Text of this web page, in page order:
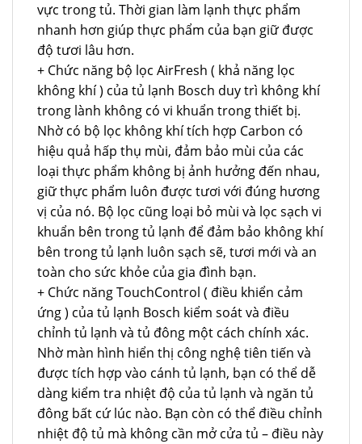
vực trong tủ. Thời gian làm lạnh thực phẩm
nhanh hơn giúp thực phẩm của bạn giữ được
độ tươi lâu hơn.
+ Chức năng bộ lọc AirFresh ( khả năng lọc
không khí ) của tủ lạnh Bosch duy trì không khí
trong lành không có vi khuẩn trong thiết bị.
Nhờ có bộ lọc không khí tích hợp Carbon có
hiệu quả hấp thụ mùi, đảm bảo mùi của các
loại thực phẩm không bị ảnh hưởng đến nhau,
giữ thực phẩm luôn được tươi với đúng hương
vị của nó. Bộ lọc cũng loại bỏ mùi và lọc sạch vi
khuẩn bên trong tủ lạnh để đảm bảo không khí
bên trong tủ lạnh luôn sạch sẽ, tươi mới và an
toàn cho sức khỏe của gia đình bạn.
+ Chức năng TouchControl ( điều khiển cảm
ứng ) của tủ lạnh Bosch kiểm soát và điều
chỉnh tủ lạnh và tủ đông một cách chính xác.
Nhờ màn hình hiển thị công nghệ tiên tiến và
được tích hợp vào cánh tủ lạnh, bạn có thể dễ
dàng kiểm tra nhiệt độ của tủ lạnh và ngăn tủ
đông bất cứ lúc nào. Bạn còn có thể điều chỉnh
nhiệt độ tủ mà không cần mở cửa tủ – điều này